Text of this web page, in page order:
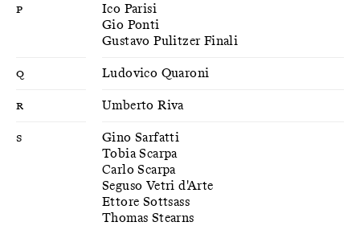
P
Ico Parisi
Gio Ponti
Gustavo Pulitzer Finali
Q Ludovico Quaroni
R Umberto Riva
S
Gino Sarfatti
Tobia Scarpa
Carlo Scarpa
Seguso Vetri d'Arte
Ettore Sottsass
Thomas Stearns